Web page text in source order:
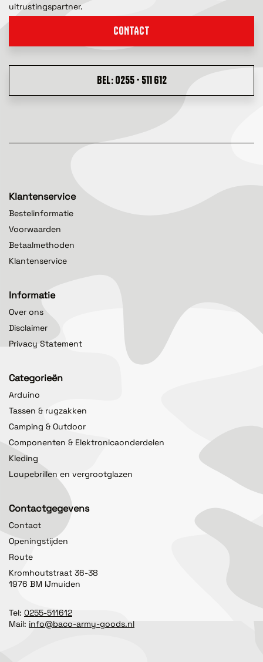
uitrustingspartner.
CONTACT
BEL: 0255 - 511 612
Klantenservice
Bestelinformatie
Voorwaarden
Betaalmethoden
Klantenservice
Informatie
Over ons
Disclaimer
Privacy Statement
Categorieën
Arduino
Tassen & rugzakken
Camping & Outdoor
Componenten & Elektronicaonderdelen
Kleding
Loupebrillen en vergrootglazen
Contactgegevens
Contact
Openingstijden
Route
Kromhoutstraat 36-38
1976 BM IJmuiden
Tel: 0255-511612
Mail: info@baco-army-goods.nl